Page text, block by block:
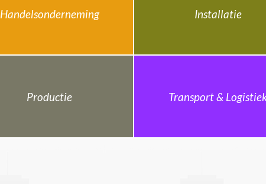
Handelsonderneming Installatie
Productie Transport &